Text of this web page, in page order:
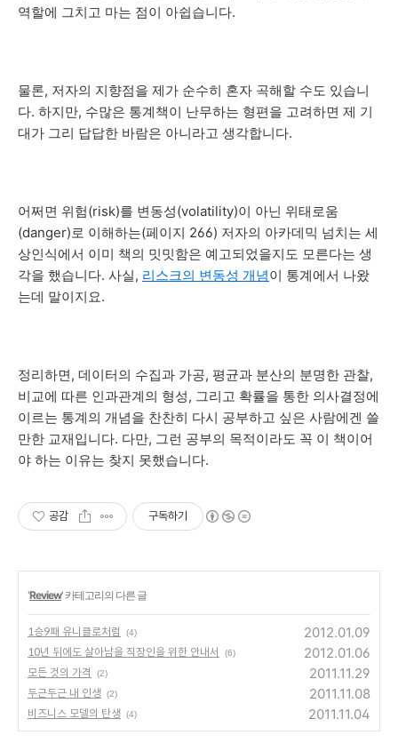
역할에 그치고 마는 점이 아쉽습니다.
물론, 저자의 지향점을 제가 순수히 혼자 곡해할 수도 있습니
다. 하지만, 수많은 통계책이 난무하는 형편을 고려하면 제 기
대가 그리 답답한 바람은 아니라고 생각합니다.
어쩌면 위험(risk)를 변동성(volatility)이 아닌 위태로움
(danger)로 이해하는(페이지 266) 저자의 아카데믹 넘치는 세
상인식에서 이미 책의 밋밋함은 예고되었을지도 모른다는 생
각을 했습니다. 사실, 리스크의 변동성 개념이 통계에서 나왔
는데 말이지요.
정리하면, 데이터의 수집과 가공, 평균과 분산의 분명한 관찰,
비교에 따른 인과관계의 형성, 그리고 확률을 통한 의사결정에
이르는 통계의 개념을 찬찬히 다시 공부하고 싶은 사람에겐 쓸
만한 교재입니다. 다만, 그런 공부의 목적이라도 꼭 이 책이어
야 하는 이유는 찾지 못했습니다.
공감 구독하기
'Review' 카테고리의 다른 글
1승9패 유니클로처럼 (4) 2012.01.09
10년 뒤에도 살아남을 직장인을 위한 안내서 (6) 2012.01.06
모든 것의 가격 (2) 2011.11.29
두근두근 내 인생 (2) 2011.11.08
비즈니스 모델의 탄생 (4) 2011.11.04